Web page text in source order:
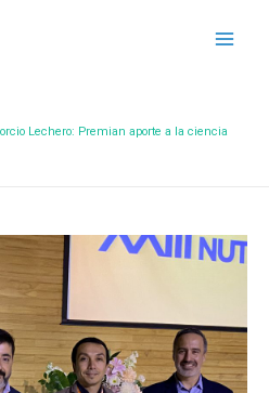
Lechero: Premian aporte a la ciencia